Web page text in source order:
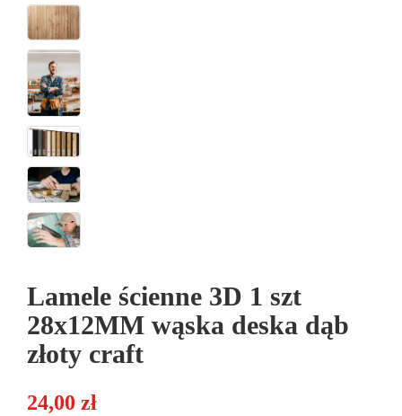
Lamele ścienne 3D 1 szt
28x12MM wąska deska dąb
złoty craft
24,00 zł